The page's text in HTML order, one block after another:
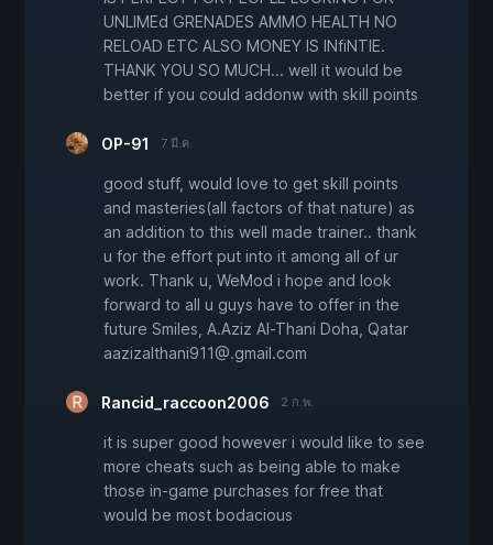
UNLIMEd GRENADES AMMO HEALTH NO
RELOAD ETC ALSO MONEY IS INfiNTIE.
THANK YOU SO MUCH... well it would be
better if you could addonw with skill points
OP-91 7 มี.ค.
good stuff, would love to get skill points
and masteries(all factors of that nature) as
an addition to this well made trainer.. thank
u for the effort put into it among all of ur
work. Thank u, WeMod i hope and look
forward to all u guys have to offer in the
future Smiles, A.Aziz Al-Thani Doha, Qatar
aazizalthani911@.gmail.com
Rancid_raccoon2006 2 ก.พ.
it is super good however i would like to see
more cheats such as being able to make
those in-game purchases for free that
would be most bodacious